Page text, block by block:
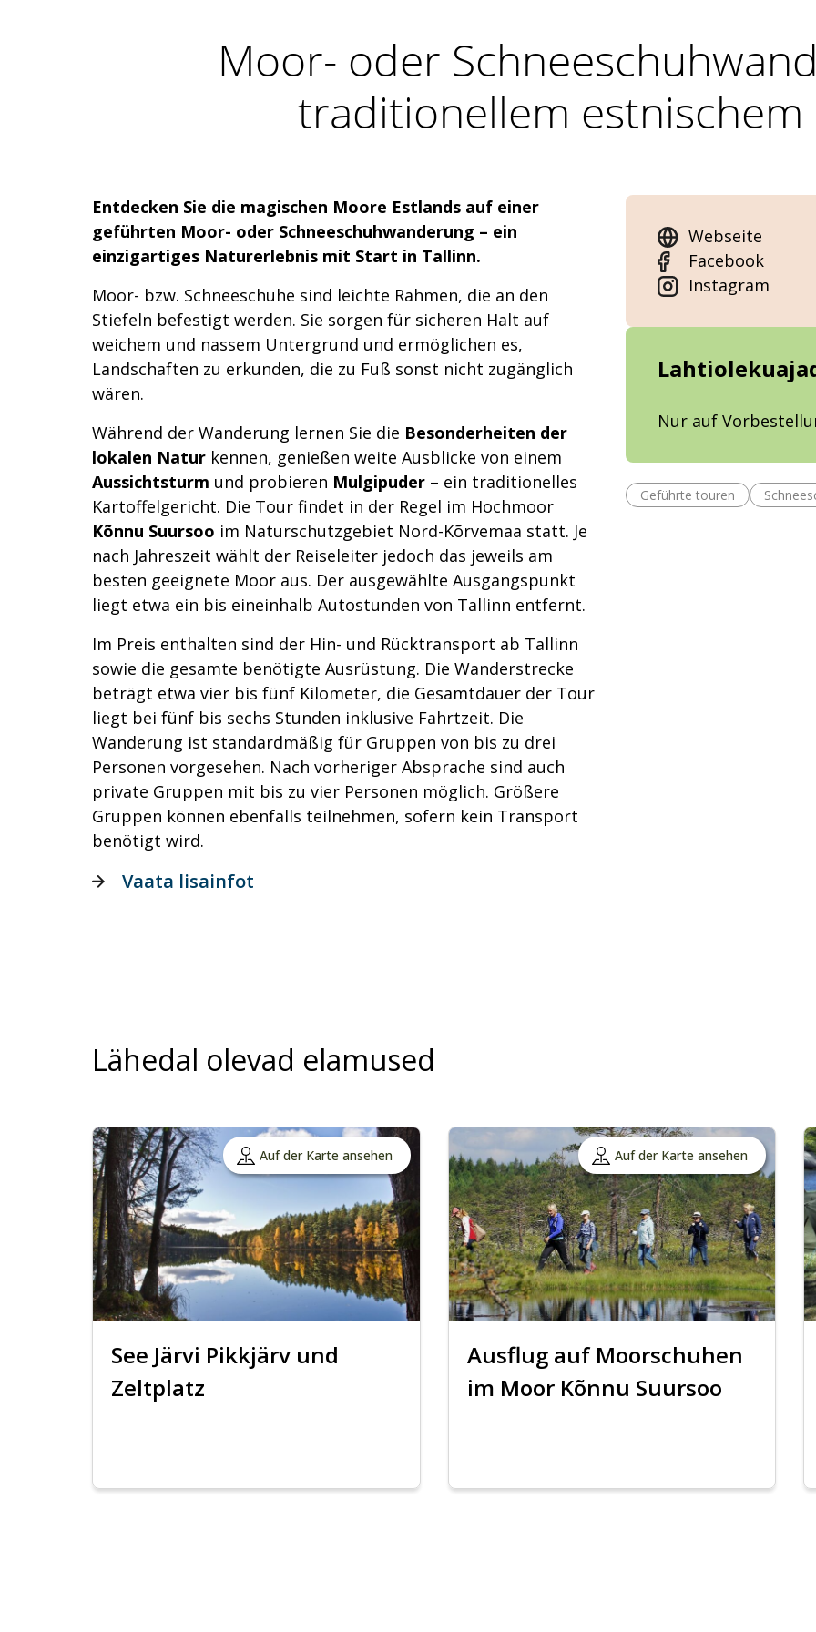
Moor- oder
traditionellem estnischem
Entdecken Sie die magischen Moore Estlands auf einer
geführten Moor- oder Schneeschuhwanderung – ein
einzigartiges Naturerlebnis mit Start in Tallinn.
Moor- bzw. Schneeschuhe sind leichte Rahmen, die an den
Stiefeln befestigt werden. Sie sorgen für sicheren Halt auf
weichem und nassem Untergrund und ermöglichen es,
Landschaften zu erkunden, die zu Fuß sonst nicht zugänglich
wären.
Während der Wanderung lernen Sie die Besonderheiten der
lokalen Natur kennen, genießen weite Ausblicke von einem
Aussichtsturm und probieren Mulgipuder – ein traditionelles
Kartoffelgericht. Die Tour findet in der Regel im Hochmoor
Kõnnu Suursoo im Naturschutzgebiet Nord-Kõrvemaa statt. Je
nach Jahreszeit wählt der Reiseleiter jedoch das jeweils am
besten geeignete Moor aus. Der ausgewählte Ausgangspunkt
liegt etwa ein bis eineinhalb Autostunden von Tallinn entfernt.
Im Preis enthalten sind der Hin- und Rücktransport ab Tallinn
sowie die gesamte benötigte Ausrüstung. Die Wanderstrecke
beträgt etwa vier bis fünf Kilometer, die Gesamtdauer der Tour
liegt bei fünf bis sechs Stunden inklusive Fahrtzeit. Die
Wanderung ist standardmäßig für Gruppen von bis zu drei
Personen vorgesehen. Nach vorheriger Absprache sind auch
private Gruppen mit bis zu vier Personen möglich. Größere
Gruppen können ebenfalls teilnehmen, sofern kein Transport
benötigt wird.
Webseite
Facebook
Instagram
Nur auf
Geführte touren
Vaata lisainfot
Lähedal olevad elamused
Auf der Karte ansehen
See Järvi Pikkjärv und
Zeltplatz
Auf der Karte ansehen
Ausflug auf Moorschuhen
im Moor Kõnnu Suursoo